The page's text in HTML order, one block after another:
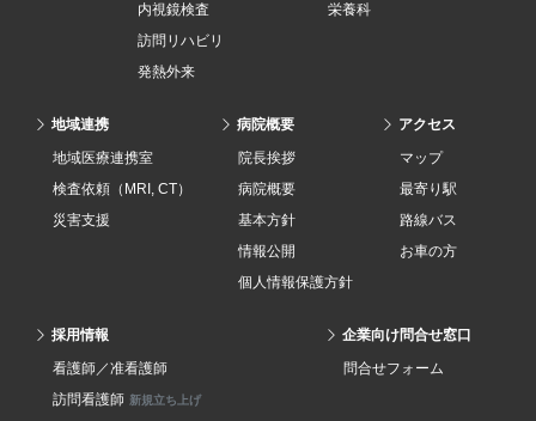
内視鏡検査
訪問リハビリ
発熱外来
栄養科
地域連携
地域医療連携室
検査依頼（MRI, CT）
災害支援
病院概要
院長挨拶
病院概要
基本方針
情報公開
個人情報保護方針
アクセス
マップ
最寄り駅
路線バス
お車の方
採用情報
看護師／准看護師
訪問看護師 新規立ち上げ
企業向け問合せ窓口
問合せフォーム